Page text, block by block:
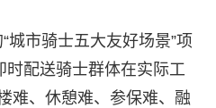
城市骑士五大友好场景”项
时配送骑士群体在实际工
难、休憩难、参保难、融